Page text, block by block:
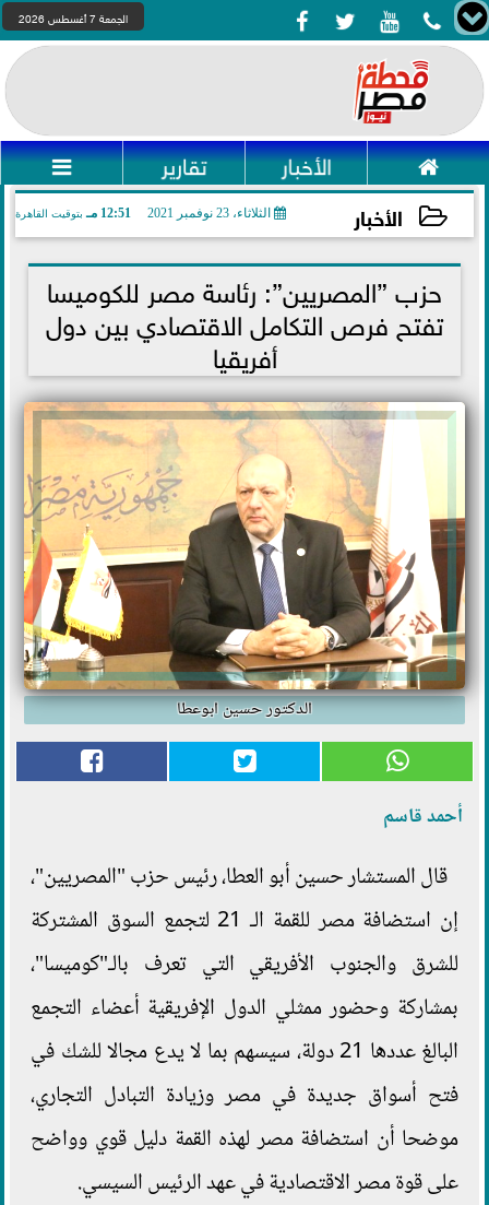
    الجمعة 7 أغسطس 2026
 الأخبار تقارير 
الأخبار الثلاثاء، 23 نوفمبر 2021 12:51 مـ بتوقيت القاهرة
2021-11-23 12:51:07حزب ”المصريين”: رئاسة مصر للكوميسا
تفتح فرص التكامل الاقتصادي بين دول
أفريقيا
الدكتور حسين ابوعطا
أحمد قاسم
قال المستشار حسين أبو العطا، رئيس حزب "المصريين"،
إن استضافة مصر للقمة الـ 21 لتجمع السوق المشتركة
للشرق والجنوب الأفريقي التي تعرف بالـ"كوميسا"،
بمشاركة وحضور ممثلي الدول الإفريقية أعضاء التجمع
البالغ عددها 21 دولة، سيسهم بما لا يدع مجالا للشك في
فتح أسواق جديدة في مصر وزيادة التبادل التجاري،
موضحا أن استضافة مصر لهذه القمة دليل قوي وواضح
على قوة مصر الاقتصادية في عهد الرئيس السيسي.